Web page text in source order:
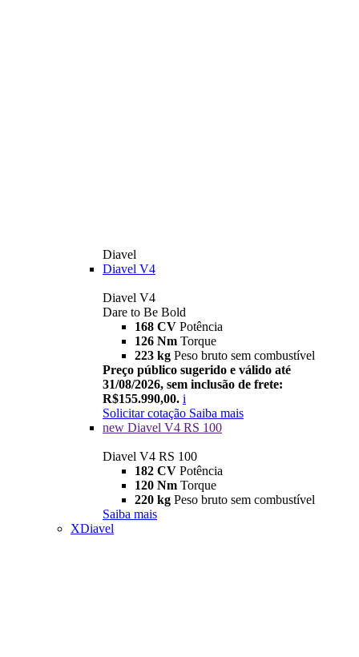
Diavel
Diavel V4
Diavel V4
Dare to Be Bold
168 CV Potência
126 Nm Torque
223 kg Peso bruto sem combustível
Preço público sugerido e válido até
31/08/2026, sem inclusão de frete:
R$155.990,00. i
Solicitar cotação Saiba mais
new Diavel V4 RS 100
Diavel V4 RS 100
182 CV Potência
120 Nm Torque
220 kg Peso bruto sem combustível
Saiba mais
XDiavel